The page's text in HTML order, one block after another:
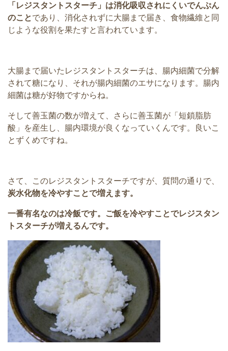
「レジスタントスターチ」は消化吸収されにくいでんぷん
のことであり、消化されずに大腸まで届き、食物繊維と同
じような役割を果たすと言われています。
大腸まで届いたレジスタントスターチは、腸内細菌で分解
されて糖になり、それが腸内細菌のエサになります。腸内
細菌は糖が好物ですからね。
そして善玉菌の数が増えて、さらに善玉菌が「短鎖脂肪
酸」を産生し、腸内環境が良くなっていくんです。良いこ
とずくめですね。
さて、このレジスタントスターチですが、質問の通りで、
炭水化物を冷やすことで増えます。
一番有名なのは冷飯です。ご飯を冷やすことでレジスタン
トスターチが増えるんです。